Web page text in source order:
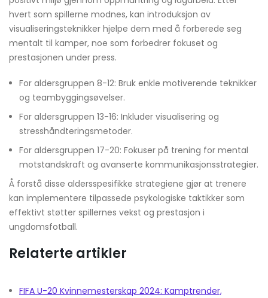
hvert som spillerne modnes, kan introduksjon av
visualiseringsteknikker hjelpe dem med å forberede seg
mentalt til kamper, noe som forbedrer fokuset og
prestasjonen under press.
For aldersgruppen 8-12: Bruk enkle motiverende teknikker
og teambyggingsøvelser.
For aldersgruppen 13-16: Inkluder visualisering og
stresshåndteringsmetoder.
For aldersgruppen 17-20: Fokuser på trening for mental
motstandskraft og avanserte kommunikasjonsstrategier.
Å forstå disse aldersspesifikke strategiene gjør at trenere
kan implementere tilpassede psykologiske taktikker som
effektivt støtter spillernes vekst og prestasjon i
ungdomsfotball.
Relaterte artikler
FIFA U-20 Kvinnemesterskap 2024: Kamptrender,